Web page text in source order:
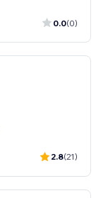
0.0(0)
2.8(21)